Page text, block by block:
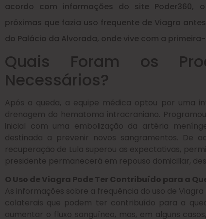
acordo com informações do site Poder360,
próximas que fazia uso frequente de Viagra
do Palácio da Alvorada, onde vive com a
Quais Foram os
Necessários?
Após a queda, a equipe médica optou por uma
drenagem do hematoma intracraniano.
inicial com uma embolização da artéria
destinada a prevenir novos sangramentos. De
recuperação de Lula superou as expectativas,
presidente permanecerá em repouso domiciliar,
O Uso de Viagra Pode Ter Contribuído para a
As informações sobre a frequência do uso de
colaterais que podem ter contribuído para a
aumentar o fluxo sanguíneo, mas, em alguns